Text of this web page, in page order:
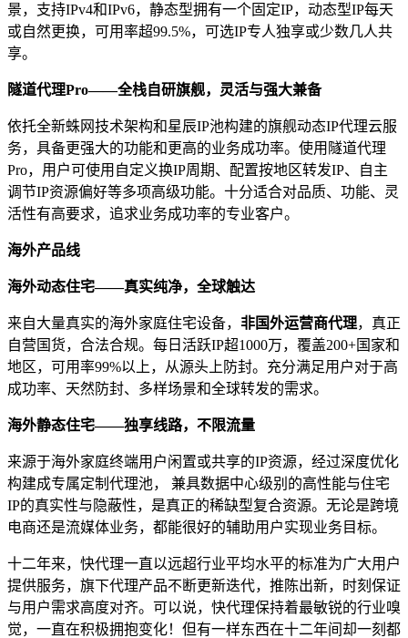
景，支持IPv4和IPv6，静态型拥有一个固定IP，动态型IP每天
或自然更换，可用率超99.5%，可选IP专人独享或少数几人共
享。
隧道代理Pro——全栈自研旗舰，灵活与强大兼备
依托全新蛛网技术架构和星辰IP池构建的旗舰动态IP代理云服
务，具备更强大的功能和更高的业务成功率。使用隧道代理
Pro，用户可使用自定义换IP周期、配置按地区转发IP、自主
调节IP资源偏好等多项高级功能。十分适合对品质、功能、灵
活性有高要求，追求业务成功率的专业客户。
海外产品线
海外动态住宅——真实纯净，全球触达
来自大量真实的海外家庭住宅设备， 非国外运营商代理，真正
自营国货，合法合规。每日活跃IP超1000万，覆盖200+国家和
地区，可用率99%以上，从源头上防封。充分满足用户对于高
成功率、天然防封、多样场景和全球转发的需求。
海外静态住宅——独享线路，不限流量
来源于海外家庭终端用户闲置或共享的IP资源，经过深度优化
构建成专属定制代理池， 兼具数据中心级别的高性能与住宅
IP的真实性与隐蔽性，是真正的稀缺型复合资源。无论是跨境
电商还是流媒体业务，都能很好的辅助用户实现业务目标。
十二年来，快代理一直以远超行业平均水平的标准为广大用户
提供服务，旗下代理产品不断更新迭代，推陈出新，时刻保证
与用户需求高度对齐。可以说，快代理保持着最敏锐的行业嗅
觉，一直在积极拥抱变化！但有一样东西在十二年间却一刻都